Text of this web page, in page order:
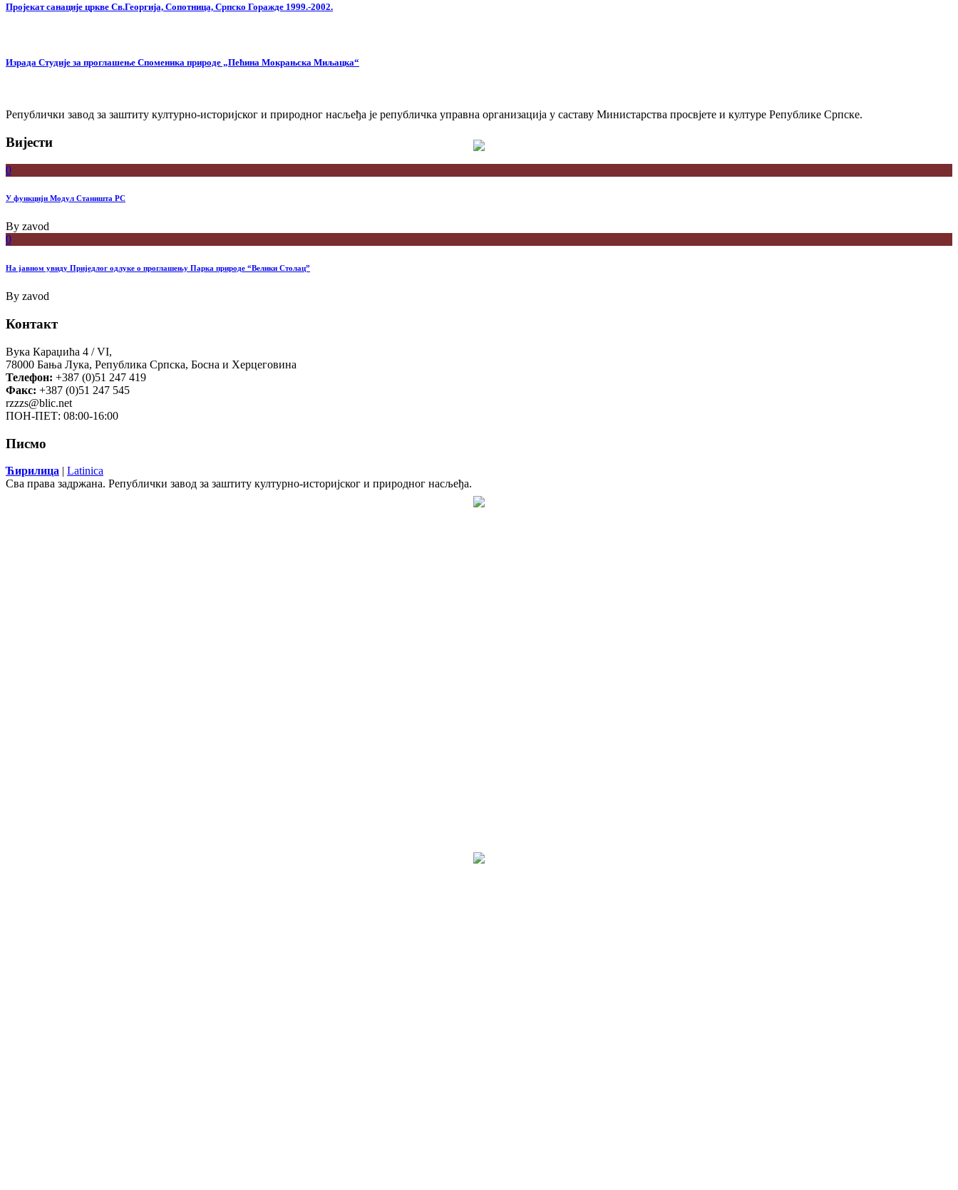
Пројекат санације цркве Св.Георгија, Сопотница, Српско Горажде 1999.-2002.
Израда Студије за проглашење Споменика природе „Пећина Мокрањска Миљацка“
Републички завод за заштиту културно-историјског и природног насљеђа је републичка управна организација у саставу Министарства просвјете и културе Републике Српске.
Вијести
0
У функцији Модул Станишта РС
By zavod
0
На јавном увиду Приједлог oдлуке о проглашењу Парка природе “Велики Столац”
By zavod
Контакт
Вука Караџића 4 / VI,
78000 Бања Лука, Република Српска, Босна и Херцеговина
Телефон: +387 (0)51 247 419
Факс: +387 (0)51 247 545
rzzzs@blic.net
ПОН-ПЕТ: 08:00-16:00
Писмо
Ћирилица | Latinica
Сва права задржана. Републички завод за заштиту културно-историјског и природног насљеђа.